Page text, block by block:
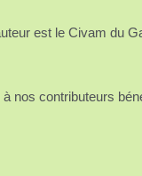
est le Civam du
à nos contributeurs